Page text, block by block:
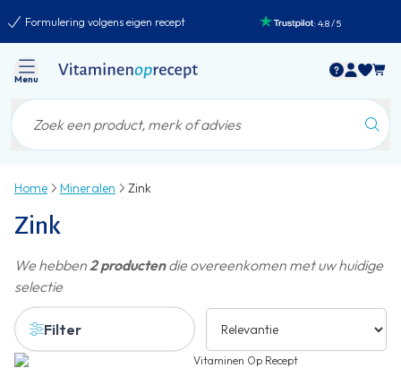
Formulering volgens eigen recept :4.8/5
Menu
Home Mineralen Zink
Zink
We hebben2 productendie overeenkomen met uw huidige
selectie
Filter
Vitaminen Op Recept